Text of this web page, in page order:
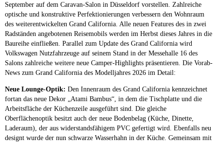
September auf dem Caravan-Salon in Düsseldorf vorstellen. Zahlreiche
optische und konstruktive Perfektionierungen verbessern den Wohnraum
des weiterentwickelten Grand California. Alle neuen Features des in zwei
Radständen angebotenen Reisemobils werden im Herbst dieses Jahres in die
Baureihe einfließen. Parallel zum Update des Grand California wird
Volkswagen Nutzfahrzeuge auf seinem Stand in der Messehalle 16 des
Salons zahlreiche weitere neue Camper-Highlights präsentieren. Die Vorab-
News zum Grand California des Modelljahres 2026 im Detail:
Neue Lounge-Optik: Den Innenraum des Grand California kennzeichnet
fortan das neue Dekor „Atami Bambus“, in dem die Tischplatte und die
Arbeitsfläche der Küchenzeile ausgeführt sind. Die gleiche
Oberflächenoptik besitzt auch der neue Bodenbelag (Küche, Dinette,
Laderaum), der aus widerstandsfähigem PVC gefertigt wird. Ebenfalls neu
designt wurde der nun schwarze Wasserhahn in der Küche. Gemeinsam mit